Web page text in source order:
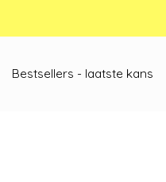
Bestsellers - laatste kans